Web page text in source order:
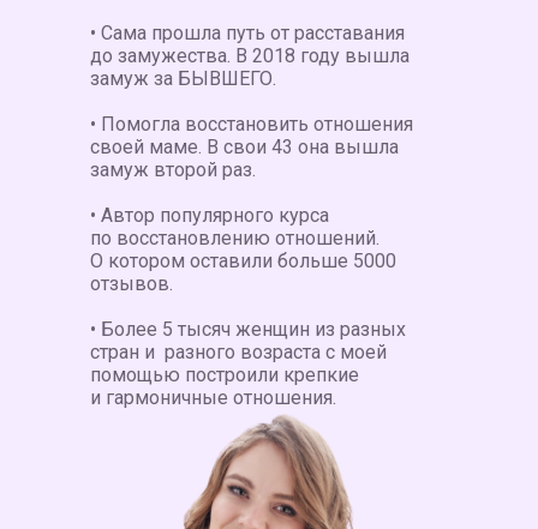
• Сама прошла путь от расставания
до замужества. В 2018 году вышла
замуж за БЫВШЕГО.
• Помогла восстановить отношения
своей маме. В свои 43 она вышла
замуж второй раз.
• Автор популярного курса
по восстановлению отношений.
О котором оставили больше 5000
отзывов.
• Более 5 тысяч женщин из разных
стран и разного возраста с моей
помощью построили крепкие
и гармоничные отношения.